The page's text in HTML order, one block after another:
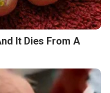
It Dies From A